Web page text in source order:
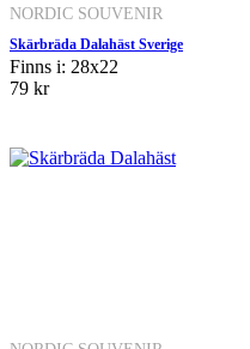
NORDIC SOUVENIR
Skärbräda Dalahäst Sverige
Finns i: 28x22
79 kr